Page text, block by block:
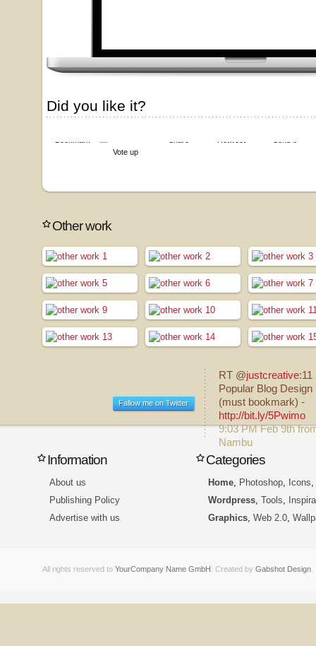
Did you like it?
Vote up
Other work
Fallow me on Twitter
RT @justcreative:11
Popular Blog Design
(must bookmark) -
http://bit.ly/5Pwimo
9:03 PM Feb 9th
Nambu
Information
About us
Publishing Policy
Advertise with us
Categories
Home Photoshop Icons
Wordpress Tools
Graphics Web 2.0
All rights reserved to YourCompany Name GmbH . Created by Gabshot Design